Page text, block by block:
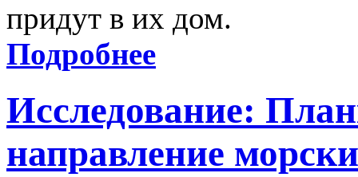
придут в их дом.
Подробнее
Исследование:
направление